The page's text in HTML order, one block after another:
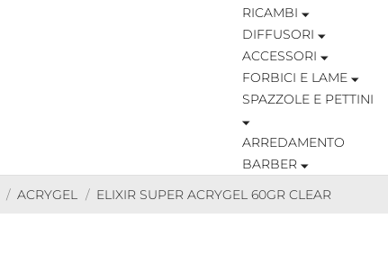
RICAMBI
DIFFUSORI
ACCESSORI
FORBICI E LAME
SPAZZOLE E PETTINI
ARREDAMENTO
BARBER
ACRYGEL ELIXIR SUPER ACRYGEL 60GR CLEAR